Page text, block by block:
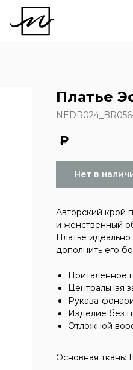
Платье
₽
Нет в
Авторский крой
и женственный
Платье
дополнить его
Приталенное
Центральная
Рукава-
Изделие без
Отложной
Основная ткань: